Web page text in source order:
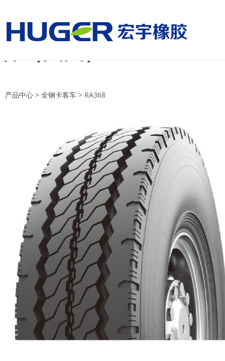
美国国家男子足球队
杯（美国）
美国国家男子足球队vs巴拉圭
产品中心 > 全钢卡客车 > RA368